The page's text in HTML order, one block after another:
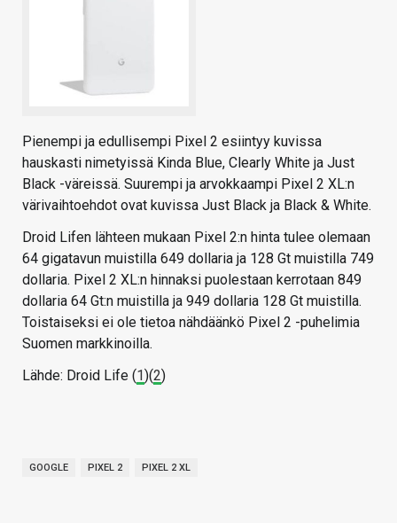
Pienempi ja edullisempi Pixel 2 esiintyy kuvissa
hauskasti nimetyissä Kinda Blue, Clearly White ja Just
Black -väreissä. Suurempi ja arvokkaampi Pixel 2 XL:n
värivaihtoehdot ovat kuvissa Just Black ja Black & White.
Droid Lifen lähteen mukaan Pixel 2:n hinta tulee olemaan
64 gigatavun muistilla 649 dollaria ja 128 Gt muistilla 749
dollaria. Pixel 2 XL:n hinnaksi puolestaan kerrotaan 849
dollaria 64 Gt:n muistilla ja 949 dollaria 128 Gt muistilla.
Toistaiseksi ei ole tietoa nähdäänkö Pixel 2 -puhelimia
Suomen markkinoilla.
Lähde: Droid Life (1)(2)
GOOGLE PIXEL 2 PIXEL 2 XL